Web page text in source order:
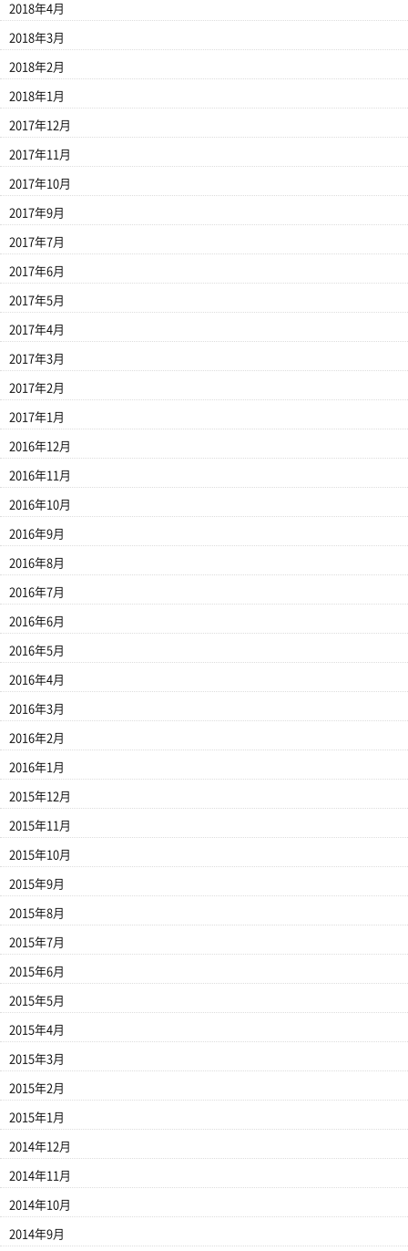
2018年4月
2018年3月
2018年2月
2018年1月
2017年12月
2017年11月
2017年10月
2017年9月
2017年7月
2017年6月
2017年5月
2017年4月
2017年3月
2017年2月
2017年1月
2016年12月
2016年11月
2016年10月
2016年9月
2016年8月
2016年7月
2016年6月
2016年5月
2016年4月
2016年3月
2016年2月
2016年1月
2015年12月
2015年11月
2015年10月
2015年9月
2015年8月
2015年7月
2015年6月
2015年5月
2015年4月
2015年3月
2015年2月
2015年1月
2014年12月
2014年11月
2014年10月
2014年9月